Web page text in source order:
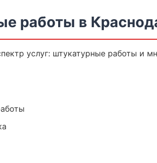
работы в
услуг: штукатурные работы и